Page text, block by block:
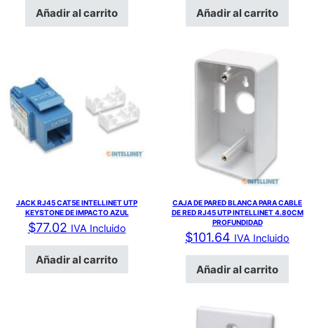
Añadir al carrito Añadir al carrito
JACK RJ45 CAT5E INTELLINET UTP
KEYSTONE DE IMPACTO AZUL
$77.02 IVA Incluido
Añadir al carrito
CAJA DE PARED BLANCA PARA CABLE
DE RED RJ45 UTP INTELLINET 4.80CM
PROFUNDIDAD
$101.64 IVA Incluido
Añadir al carrito